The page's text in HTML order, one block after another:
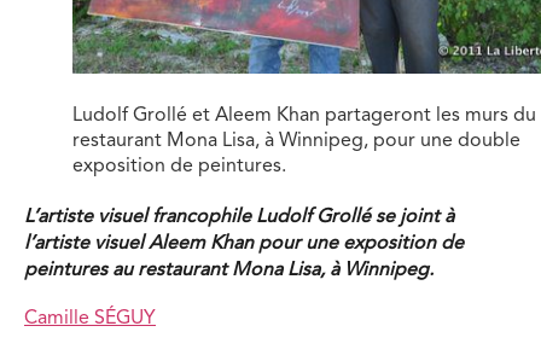
Ludolf Grollé et Aleem Khan partageront les murs du
restaurant Mona Lisa, à Winnipeg, pour une double
exposition de peintures.
L’artiste visuel francophile Ludolf Grollé se joint à
l’artiste visuel Aleem Khan pour une exposition de
peintures au restaurant Mona Lisa, à Winnipeg.
Camille SÉGUY